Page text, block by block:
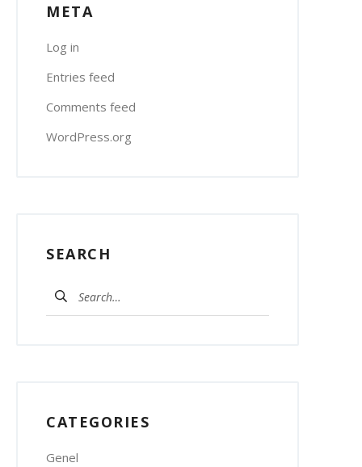
META
Log in
Entries feed
Comments feed
WordPress.org
SEARCH
Search
for:
CATEGORIES
Genel